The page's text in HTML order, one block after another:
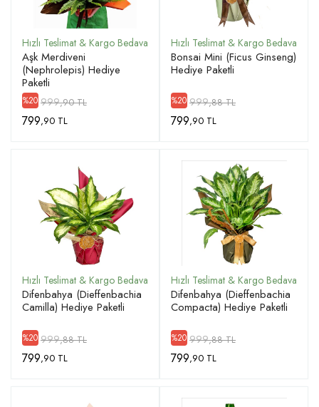
Aşk Merdiveni
(Nephrolepis) Hediye
Paketli
%20 999,90 TL
799,90 TL
Bonsai Mini (Ficus Ginseng)
Hediye Paketli
%20 999,88 TL
799,90 TL
Difenbahya (Dieffenbachia
Camilla) Hediye Paketli
%20 999,88 TL
799,90 TL
Difenbahya (Dieffenbachia
Compacta) Hediye Paketli
%20 999,88 TL
799,90 TL